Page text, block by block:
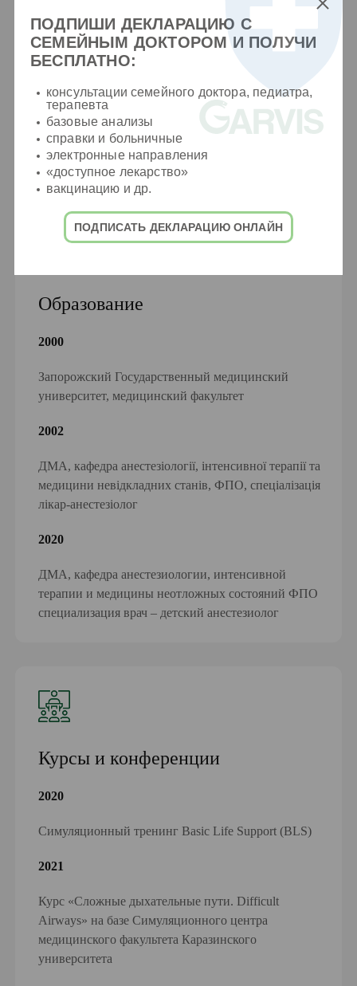
Сердечно-легочная реанимация
Кардиоверсия
Образование
2000
Запорожский Государственный медицинский
университет, медицинский факультет
2002
ДМА, кафедра анестезіології, інтенсивної терапії та
медицини невідкладних станів, ФПО, спеціалізація
лікар-анестезіолог
2020
ДМА, кафедра анестезиологии, интенсивной
терапии и медицины неотложных состояний ФПО
специализация врач – детский анестезиолог
Курсы и конференции
2020
Симуляционный тренинг Вasic Life Support (BLS)
2021
Курс «Сложные дыхательные пути. Difficult
Airways» на базе Симуляционного центра
медицинского факультета Каразинского
университета
ПОДПИШИ ДЕКЛАРАЦИЮ С
СЕМЕЙНЫМ ДОКТОРОМ И ПОЛУЧИ
БЕСПЛАТНО:
консультации семейного доктора, педиатра,
терапевта
базовые анализы
справки и больничные
электронные направления
«доступное лекарство»
вакцинацию и др.
ПОДПИСАТЬ ДЕКЛАРАЦИЮ ОНЛАЙН